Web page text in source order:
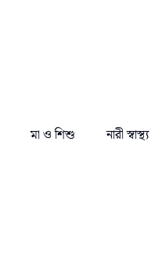
মা ও শিশু নারী স্বাস্থ্য